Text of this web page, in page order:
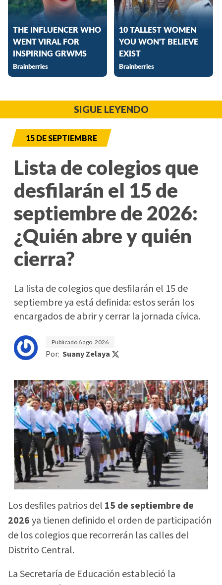
SIGUE LEYENDO
15 DE SEPTIEMBRE
Lista de colegios que
desfilarán el 15 de
septiembre de 2026:
¿Quién abre y quién
cierra?
La lista de colegios que desfilarán el 15 de
septiembre ya está definida: estos serán los
encargados de abrir y cerrar la jornada cívica.
Publicado 6 ago. 2026
Por: Suany Zelaya
Los desfiles patrios del 15 de septiembre de
2026ya tienen definido el orden de participación
de los colegios que recorrerán las calles del
Distrito Central.
La Secretaría de Educación estableció la